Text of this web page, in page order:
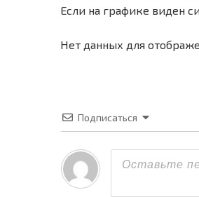
Если на графике виден
Нет данных для
Подписаться